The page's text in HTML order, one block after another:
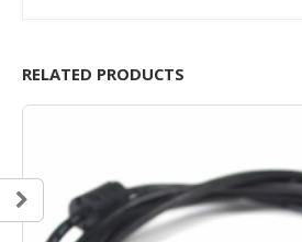
RELATED PRODUCTS